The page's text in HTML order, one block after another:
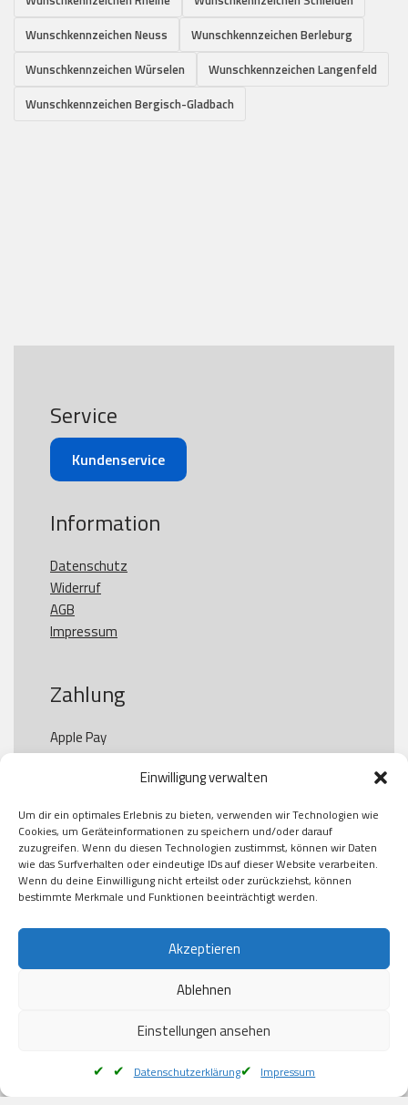
Einwilligung verwalten
Um dir ein optimales Erlebnis zu bieten, verwenden wir Technologien wie
Cookies, um Geräteinformationen zu speichern und/oder darauf
zuzugreifen. Wenn du diesen Technologien zustimmst, können wir Daten
wie das Surfverhalten oder eindeutige IDs auf dieser Website verarbeiten.
Wenn du deine Einwilligung nicht erteilst oder zurückziehst, können
bestimmte Merkmale und Funktionen beeinträchtigt werden.
Akzeptieren
Ablehnen
Einstellungen ansehen
Datenschutzerklärung Impressum
Wunschkennzeichen Neuss
Wunschkennzeichen Berleburg
Wunschkennzeichen Würselen
Wunschkennzeichen Langenfeld
Wunschkennzeichen Bergisch-Gladbach
Service
Kundenservice
Information
Datenschutz
Widerruf
AGB
Impressum
Zahlung
Apple Pay
Paypal
Kauf auf Rechung
Klarna
American Express